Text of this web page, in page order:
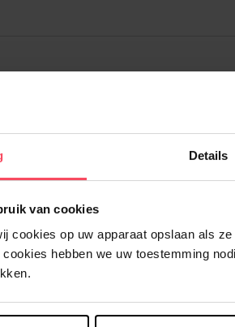
Details
van cookies
cookies op uw apparaat opslaan als
hebben we uw toestemming
Nog iets